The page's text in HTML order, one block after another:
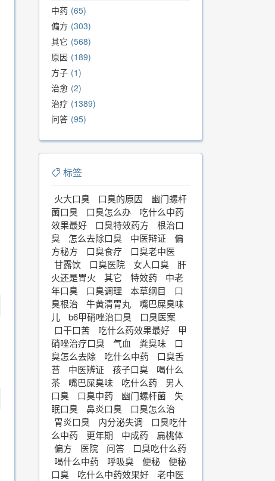
中药 65
偏方 303
其它 568
原因 189
方子 1
治愈 2
治疗 1389
问答 95
标签
火大口臭 口臭的原因
幽门螺杆
菌口臭
口臭怎么办
吃什么中药
效果最好
口臭特效药方
根治口
臭
怎么去除口臭 中医辩证
偏
方秘方
口臭食疗
口臭老中医
甘露饮
口臭医院 女人口臭
肝
火还是胃火
其它 特效药
中老
年口臭
口臭调理 本草纲目
口
臭根治
牛黄清胃丸
嘴巴屎臭味
儿
b6甲硝唑治口臭
口臭医案
口干口苦
吃什么药效果最好
甲
硝唑治疗口臭
气血 粪臭味
口
臭怎么去除
吃什么中药
口臭舌
苔
中医辨证 孩子口臭
喝什么
茶
嘴巴屎臭味 吃什么药
男人
口臭
口臭中药 幽门螺杆菌
失
眠口臭
鼻炎口臭
口臭怎么治
胃炎口臭
内分泌失调
口臭吃什
么中药
更年期 中成药
扁桃体
偏方
医院 问答
口臭吃什么药
喝什么中药
呼吸臭 便秘
便秘
口臭
吃什么中药效果好 老中医